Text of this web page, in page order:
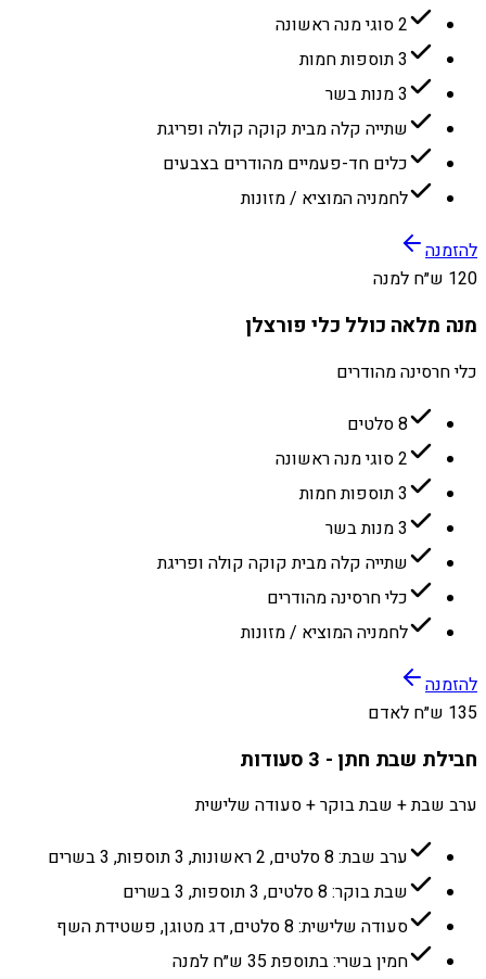
2 סוגי מנה ראשונה
3 תוספות חמות
3 מנות בשר
שתייה קלה מבית קוקה קולה ופריגת
כלים חד-פעמיים מהודרים בצבעים
לחמניה המוציא / מזונות
להזמנה
120 ש״ח למנה
מנה מלאה כולל כלי פורצלן
כלי חרסינה מהודרים
8 סלטים
2 סוגי מנה ראשונה
3 תוספות חמות
3 מנות בשר
שתייה קלה מבית קוקה קולה ופריגת
כלי חרסינה מהודרים
לחמניה המוציא / מזונות
להזמנה
135 ש״ח לאדם
חבילת שבת חתן - 3 סעודות
ערב שבת + שבת בוקר + סעודה שלישית
ערב שבת: 8 סלטים, 2 ראשונות, 3 תוספות, 3 בשרים
שבת בוקר: 8 סלטים, 3 תוספות, 3 בשרים
סעודה שלישית: 8 סלטים, דג מטוגן, פשטידת השף
חמין בשרי: בתוספת 35 ש״ח למנה